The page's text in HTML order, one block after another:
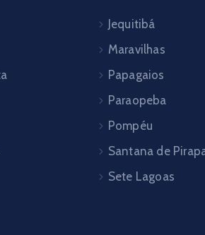
Jequitibá
Maravilhas
Papagaios
Paraopeba
Pompéu
Santana de
Sete Lagoas